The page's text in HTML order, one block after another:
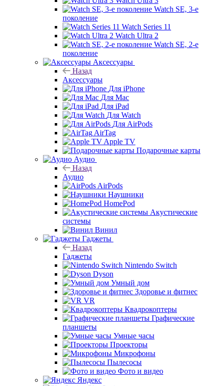
Watch SE, 3-е
поколение
Watch Series 11
Watch Ultra 2
Watch SE, 2-е
поколение
Аксессуары
Назад
Аксессуары
Для iPhone
Для Mac
Для iPad
Для Watch
Для AirPods
AirTag
Apple TV
Подарочные карты
Аудио
Назад
Аудио
AirPods
Наушники
HomePod
Акустические
системы
Винил
Гаджеты
Назад
Гаджеты
Nintendo Switch
Dyson
Умный дом
Здоровье и фитнес
VR
Квадрокоптеры
Графические
планшеты
Умные часы
Проекторы
Микрофоны
Пылесосы
Фото и видео
Яндекс